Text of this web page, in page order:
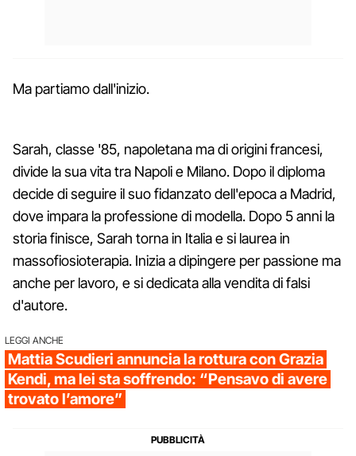
Ma partiamo dall'inizio.
Sarah, classe '85, napoletana ma di origini francesi,
divide la sua vita tra Napoli e Milano. Dopo il diploma
decide di seguire il suo fidanzato dell'epoca a Madrid,
dove impara la professione di modella. Dopo 5 anni la
storia finisce, Sarah torna in Italia e si laurea in
massofiosioterapia. Inizia a dipingere per passione ma
anche per lavoro, e si dedicata alla vendita di falsi
d'autore.
LEGGI ANCHE
Mattia Scudieri annuncia la rottura con Grazia
Kendi, ma lei sta soffrendo: “Pensavo di avere
trovato l’amore”